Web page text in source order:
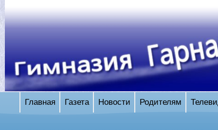
Главная Газета Новости Родителям